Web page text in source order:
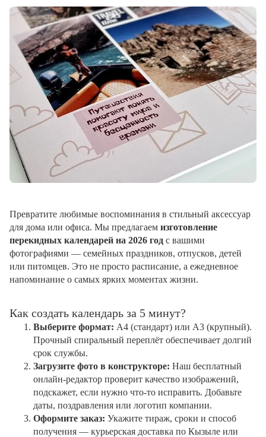
Превратите любимые воспоминания в стильный аксессуар
для дома или офиса. Мы предлагаем изготовление
перекидных календарей на 2026 год с вашими
фотографиями — семейных праздников, отпусков, детей
или питомцев. Это не просто расписание, а ежедневное
напоминание о самых ярких моментах жизни.
Как создать календарь за 5 минут?
Выберите формат: А4 (стандарт) или А3 (крупный).
Прочный спиральный переплёт обеспечивает долгий
срок службы.
Загрузите фото в конструкторе: Наш бесплатный
онлайн-редактор проверит качество изображений,
подскажет, если нужно что-то исправить. Добавьте
даты, поздравления или логотип компании.
Оформите заказ: Укажите тираж, сроки и способ
получения — курьерская доставка по Кызыле или